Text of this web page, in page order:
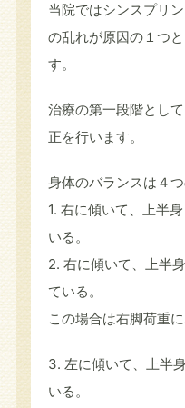
当院ではシンスプリ
の乱れが原因の１つ
す。
治療の第一段階とし
正を行います。
身体のバランスは４
1. 右に傾いて、上半
いる。
2. 右に傾いて、上半
ている。
この場合は右脚荷重に
3. 左に傾いて、上半
いる。